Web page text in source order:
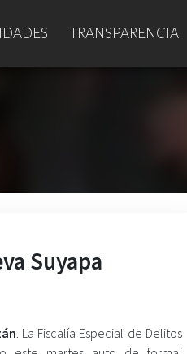
TRANSPARENCIA
Suyapa
. La Fiscalía Especial de Delitos